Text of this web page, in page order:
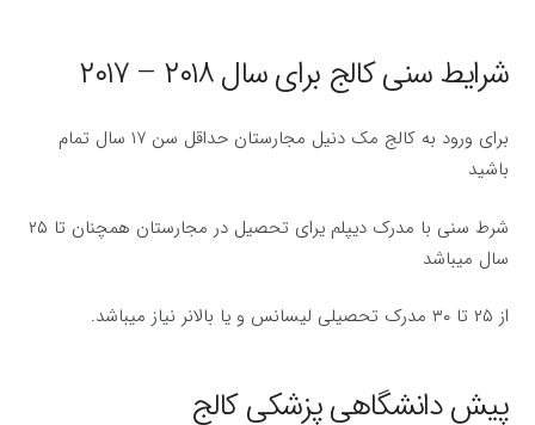
شرایط سنی کالج برای سال ۲۰۱۸ – ۲۰۱۷
برای ورود به کالج مک دنیل مجارستان حداقل سن ۱۷ سال تمام
باشید
شرط سنی با مدرک دیپلم یرای تحصیل در مجارستان همچنان تا ۲۵
سال میباشد
از ۲۵ تا ۳۰ مدرک تحصیلی لیسانس و یا بالانر نیاز میباشد.
پیش دانشگاهی پزشکی کالج